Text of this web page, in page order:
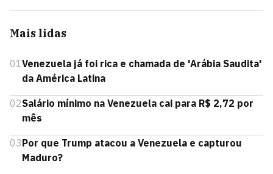
Mais lidas
01Venezuela já foi rica e chamada de 'Arábia Saudita'
da América Latina
02Salário mínimo na Venezuela cai para R$ 2,72 por
mês
03Por que Trump atacou a Venezuela e capturou
Maduro?